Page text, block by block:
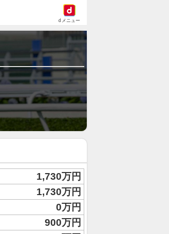
dメニュー
1,730万円
1,730万円
0万円
900万円